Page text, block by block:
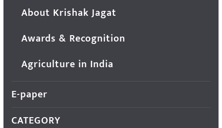
About Krishak Jagat
Awards & Recognition
Agriculture in India
E-paper
CATEGORY